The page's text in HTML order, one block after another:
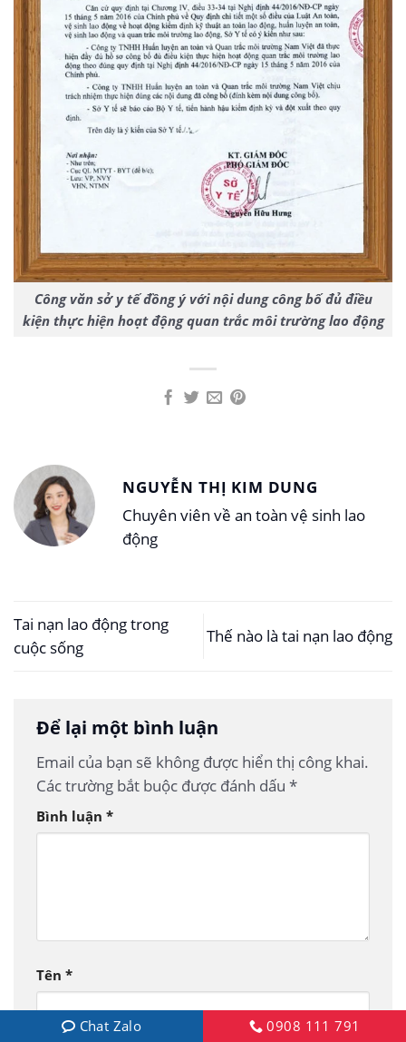
Công văn sở y tế đồng ý với nội dung công bố đủ điều
kiện thực hiện hoạt động quan trắc môi trường lao động
NGUYỄN THỊ KIM DUNG
Chuyên viên về an toàn vệ sinh lao
động
Tai nạn lao động trong
cuộc sống
Thế nào là tai nạn lao động
Để lại một bình luận
Email của bạn sẽ không được hiển thị công khai.
Các trường bắt buộc được đánh dấu *
Bình luận *
Tên *
Chat Zalo 0908 111 791